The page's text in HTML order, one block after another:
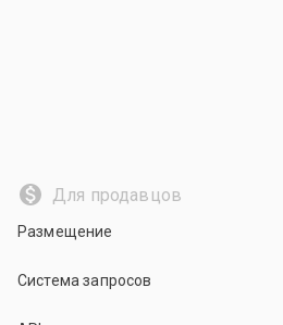
Для продавцов
Размещение
Система запросов